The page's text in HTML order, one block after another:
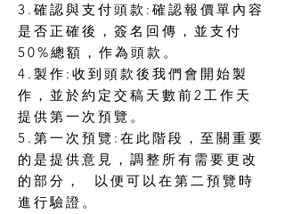
3.確認與支付頭款:確認報價單內容
是否正確後 ，簽名回傳，並支付
50%總額，作為頭款。
4.製作:收到頭款後我們會開始製
作，並於約定交稿天數前2工作天
提供第一次預覽。
5.第一次預覽:在此階段，至關重要
的是 提供意見，調整所有需要更改
的部分， 以便可以在第二預覽時
進行驗證。